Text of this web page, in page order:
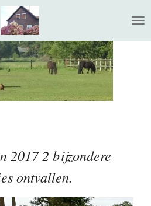
2017 2 bijzondere
ontvallen.